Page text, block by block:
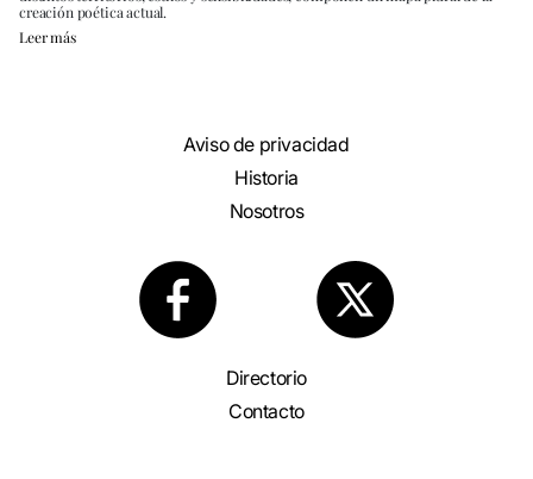
creación poética actual.
Leer más
Aviso de privacidad
Historia
Nosotros
Directorio
Contacto